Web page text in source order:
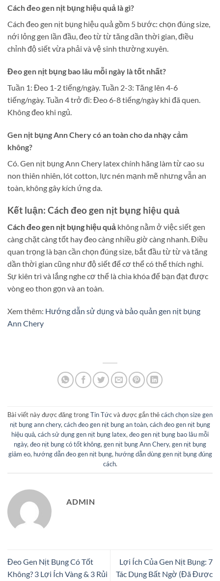
Cách đeo gen nịt bụng hiệu quả là gì?
Cách đeo gen nịt bụng hiệu quả gồm 5 bước: chọn đúng size,
nới lỏng gen lần đầu, đeo từ từ tăng dần thời gian, điều
chỉnh độ siết vừa phải và vệ sinh thường xuyên.
Đeo gen nịt bụng bao lâu mỗi ngày là tốt nhất?
Tuần 1: Đeo 1-2 tiếng/ngày. Tuần 2-3: Tăng lên 4-6
tiếng/ngày. Tuần 4 trở đi: Đeo 6-8 tiếng/ngày khi đã quen.
Không đeo khi ngủ.
Gen nịt bụng Ann Chery có an toàn cho da nhạy cảm
không?
Có. Gen nịt bụng Ann Chery latex chính hãng làm từ cao su
non thiên nhiên, lót cotton, lực nén mạnh mẽ nhưng vẫn an
toàn, không gây kích ứng da.
Kết luận: Cách đeo gen nịt bụng hiệu quả
Cách đeo gen nịt bụng hiệu quả không nằm ở việc siết gen
càng chặt càng tốt hay đeo càng nhiều giờ càng nhanh. Điều
quan trọng là bạn cần chọn đúng size, bắt đầu từ từ và tăng
dần thời gian cũng như độ siết để cơ thể có thể thích nghi.
Sự kiên trì và lắng nghe cơ thể là chìa khóa để bạn đạt được
vòng eo thon gọn và an toàn.
Xem thêm: Hướng dẫn sử dụng và bảo quản gen nịt bụng
Ann Chery
Bài viết này được đăng trongTin Tứcvà được gắn thẻcách chọn size gen
nịt bụng ann chery,cách đeo gen nịt bụng an toàn,cách đeo gen nịt bụng
hiệu quả,cách sử dụng gen nịt bụng latex,đeo gen nịt bụng bao lâu mỗi
ngày,đeo nịt bụng có tốt không,gen nịt bụng Ann Chery,gen nịt bụng
giảm eo, hướng dẫn đeo gen nịt bụng, hướng dẫn dùng gen nịt bụng đúng
cách.
ADMIN
Đeo Gen Nịt Bụng Có Tốt
Không? 3 Lợi Ích Vàng & 3 Rủi
Lợi Ích Của Gen Nịt Bụng: 7
Tác Dụng Bất Ngờ (Đã Được